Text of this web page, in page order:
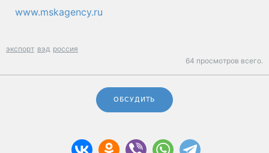
www.mskagency.ru
экспорт вэд россия
64 просмотров всего.
ОБСУДИТЬ